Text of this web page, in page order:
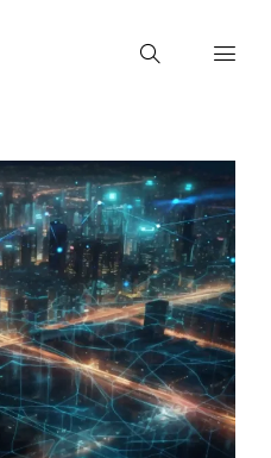
Búsqueda